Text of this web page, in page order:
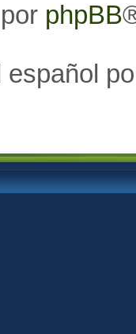
phpBB
español